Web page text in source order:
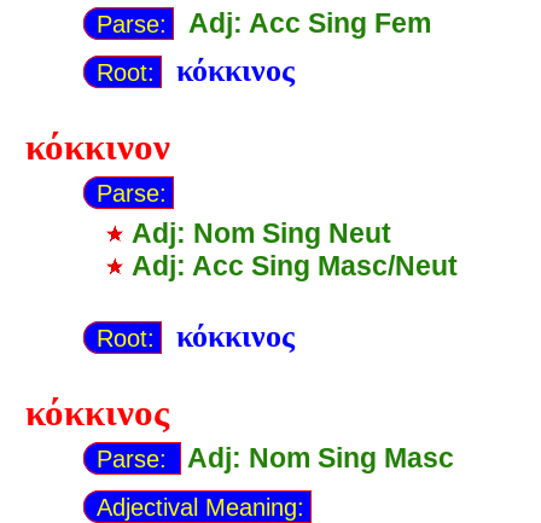
Parse: Adj: Acc Sing Fem
Root: κόκκινος
κόκκινον
Parse:
Adj: Nom Sing Neut
Adj: Acc Sing Masc/Neut
Root: κόκκινος
κόκκινος
Parse: Adj: Nom Sing Masc
Adjectival Meaning: